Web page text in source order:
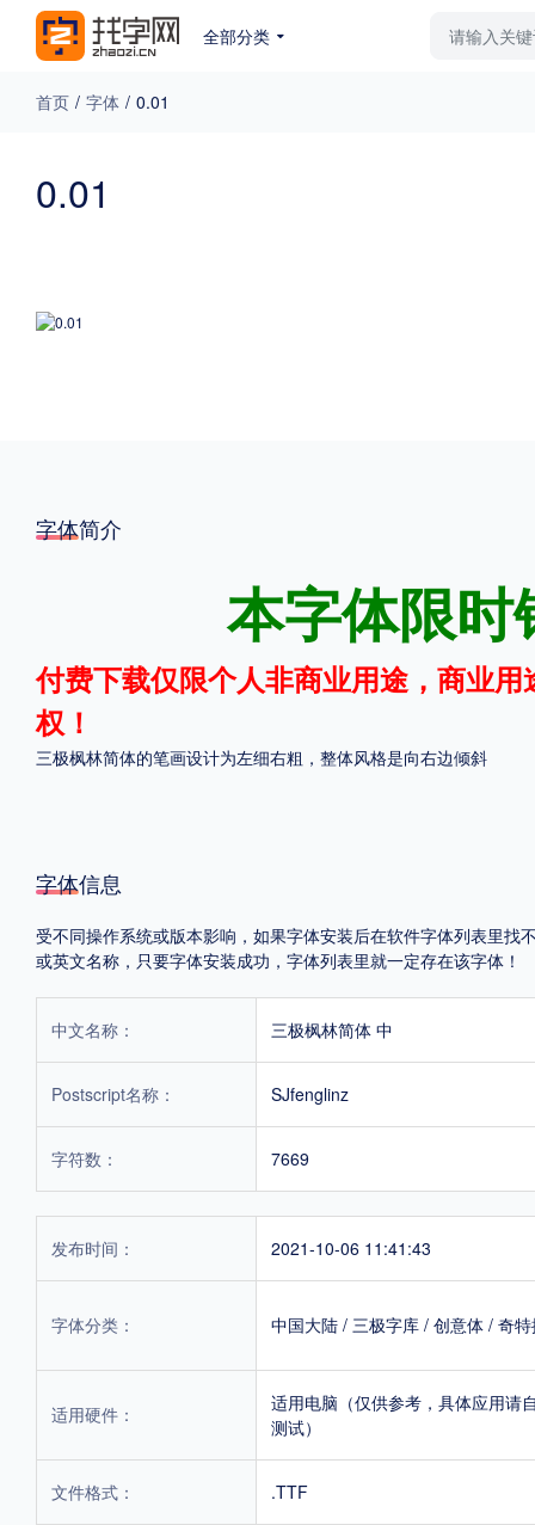
全部分类
免费下载
地区
POP字体下载
字体新闻 字体文章 字体程序 字体人物 字体网站
首页 / 字体 / 0.01
0.01
字体简介
本字体限时
付费下载仅限个人非商业用途，商业
权！
三极枫林简体的笔画设计为左细右粗，整体风格是向右边倾斜
字体信息
受不同操作系统或版本影响，如果字体安装后在软件字体列表里
或英文名称，只要字体安装成功，字体列表里就一定存在该字体！
中文名称： 三极枫林简体 中
Postscript名称： SJfenglinz
字符数： 7669
发布时间： 2021-10-06 11:41:43
字体分类： 中国大陆 / 三极字库 / 创意体 / 奇
适用硬件：
适用电脑（仅供参考，具体应用请
测试）
文件格式： .TTF